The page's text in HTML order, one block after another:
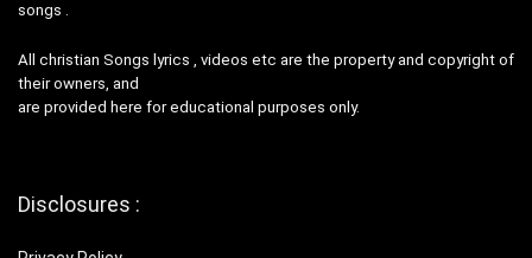
songs .
All christian Songs lyrics , videos etc are the property and copyright of
their owners, and
are provided here for educational purposes only.
Disclosures :